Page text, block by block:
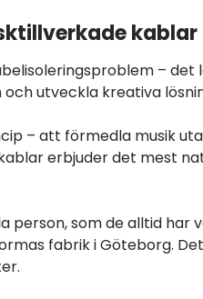
kablar
–
utveckla kreativa
– att förmedla musik
erbjuder det mest
person, som de alltid
fabrik i Göteborg.